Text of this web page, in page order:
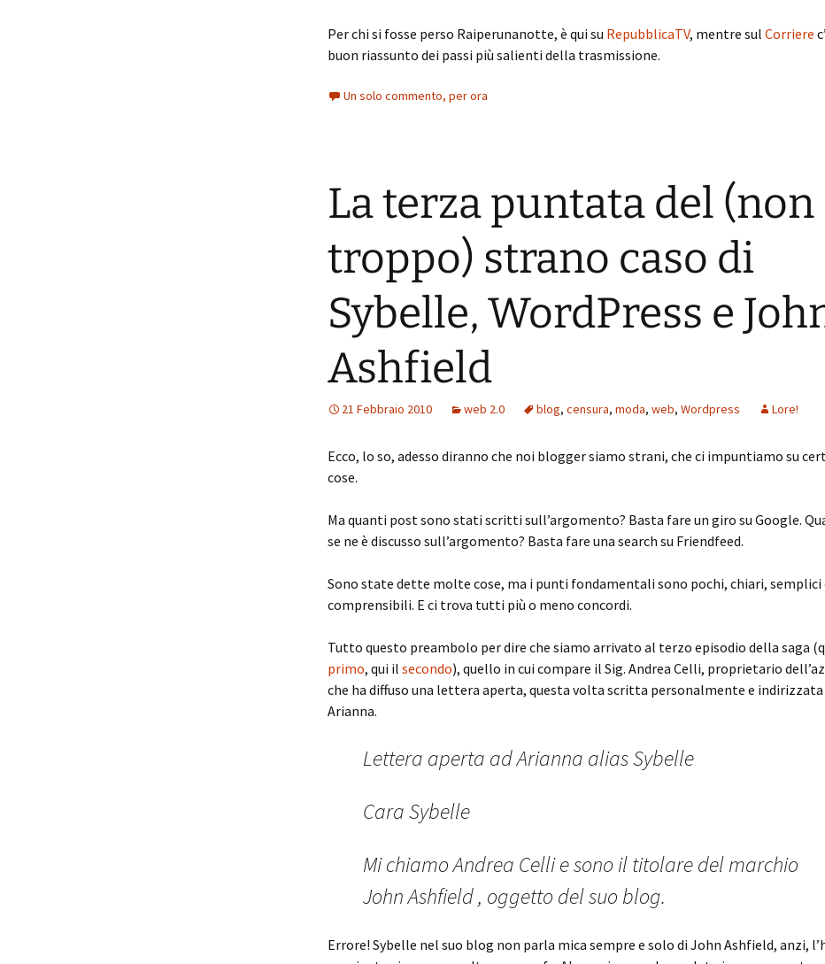
Per chi si fosse perso Raiperunanotte, è qui su RepubblicaTV, mentre sul Corriere
buon riassunto dei passi più salienti della trasmissione.
Un solo commento, per ora
La terza puntata del (non
troppo) strano caso di
Sybelle, WordPress e
Ashfield
21 Febbraio 2010 web 2.0 blog, censura, moda, web, Wordpress Lore!
Ecco, lo so, adesso diranno che noi blogger siamo strani, che ci impuntiamo su
cose.
Ma quanti post sono stati scritti sull’argomento? Basta fare un giro su Google.
se ne è discusso sull’argomento? Basta fare una search su Friendfeed.
Sono state dette molte cose, ma i punti fondamentali sono pochi, chiari, semplici
comprensibili. E ci trova tutti più o meno concordi.
Tutto questo preambolo per dire che siamo arrivato al terzo episodio della saga
primo, qui il secondo), quello in cui compare il Sig. Andrea Celli, proprietario
che ha diffuso una lettera aperta, questa volta scritta personalmente e indirizzata
Arianna.
Lettera aperta ad Arianna alias Sybelle
Cara Sybelle
Mi chiamo Andrea Celli e sono il titolare del marchio
John Ashfield , oggetto del suo blog.
Errore! Sybelle nel suo blog non parla mica sempre e solo di John Ashfield, anzi,